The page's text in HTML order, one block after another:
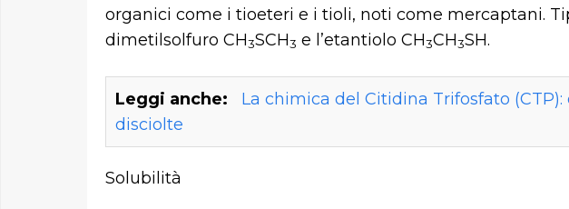
organici come i tioeteri e i tioli, noti come mercaptani.
dimetilsolfuro CH3SCH3 e l’etantiolo CH3CH3SH.
Leggi anche:
La chimica del Citidina Trifosfato
disciolte
Solubilità